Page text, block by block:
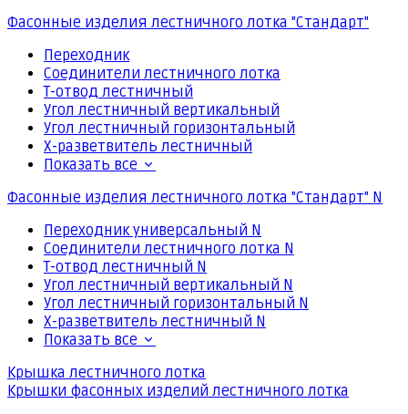
Фасонные изделия лестничного лотка "Стандарт"
Переходник
Соединители лестничного лотка
Т-отвод лестничный
Угол лестничный вертикальный
Угол лестничный горизонтальный
Х-разветвитель лестничный
Показать все
Фасонные изделия лестничного лотка "Стандарт" N
Переходник универсальный N
Соединители лестничного лотка N
Т-отвод лестничный N
Угол лестничный вертикальный N
Угол лестничный горизонтальный N
Х-разветвитель лестничный N
Показать все
Крышка лестничного лотка
Крышки фасонных изделий лестничного лотка